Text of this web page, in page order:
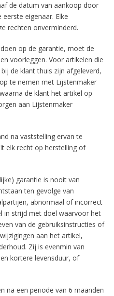
de datum van aankoop door
eigenaar. Elke
rechten onverminderd.
op de garantie, moet de
voorleggen. Voor artikelen die
de klant thuis zijn afgeleverd,
te nemen met Lijstenmaker
de klant het artikel op
aan Lijstenmaker
na vaststelling ervan te
elk recht op herstelling of
garantie is nooit van
ten gevolge van
abnormaal of incorrect
in strijd met doel waarvoor het
van de gebruiksinstructies of
aan het artikel,
Zij is evenmin van
kortere levensduur, of
na een periode van 6 maanden